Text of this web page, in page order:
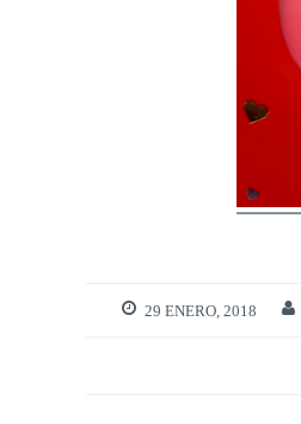
29 ENERO, 2018